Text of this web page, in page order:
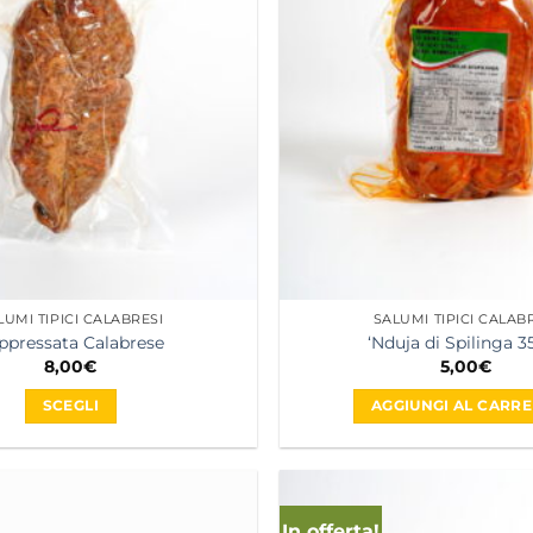
TIPICI CALABRESI
Calabrese
8,00€
SCEGLI
SALUMI TIPICI
‘Nduja di Spilinga
5,00€
AGGIUNGI AL